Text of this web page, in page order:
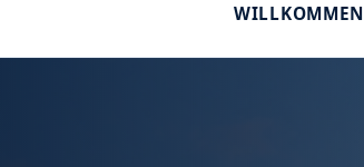
WILLKOMMEN